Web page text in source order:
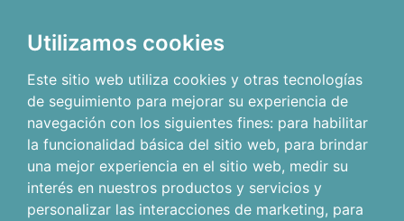
Utilizamos cookies
Este sitio web utiliza cookies y otras tecnologías
de seguimiento para mejorar su experiencia de
navegación con los siguientes fines: para habilitar
la funcionalidad básica del sitio web, para brindar
una mejor experiencia en el sitio web, medir su
interés en nuestros productos y servicios y
personalizar las interacciones de marketing, para